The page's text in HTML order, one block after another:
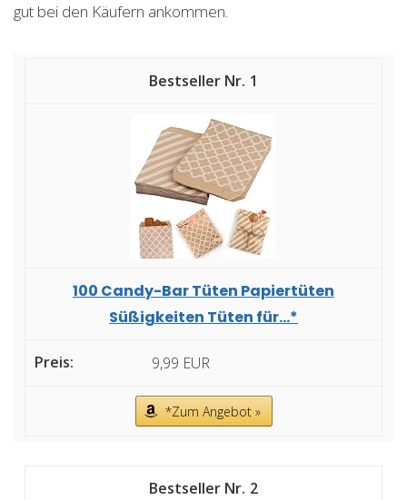
gut bei den Käufern ankommen.
1
100 Candy-Bar Tüten Papiertüten
Süßigkeiten Tüten für...*
9,99 EUR
*Zum Angebot »
2